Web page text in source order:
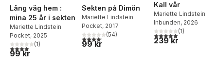
Lång väg hem :
mina 25 år i sekten
Mariette Lindstein
Pocket, 2025
4,0utav 5 stjärnor. Totalt antal röster:
(1)
99 kr
Sekten på Dimön
Mariette Lindstein
Pocket, 2017
4,1utav 5 stjärnor. Totalt antal röster:
(54)
99 kr
Kall vår
Mariette Lindstein
Inbunden, 2026
5,0utav 5 stjärnor.
(1)
239 kr